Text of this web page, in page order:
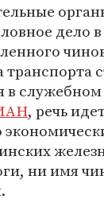
дело
транспорта
в
, речь
ни имя